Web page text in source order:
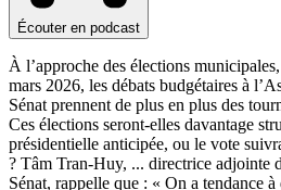
Écouter en podcast
À l’approche des élections
mars 2026, les débats budgétaires à
Sénat prennent de plus en plus des
Ces élections seront-elles davantage
présidentielle anticipée, ou le vote
? Tâm Tran-Huy, ... directrice adjointe
Sénat, rappelle que : « On a tendance